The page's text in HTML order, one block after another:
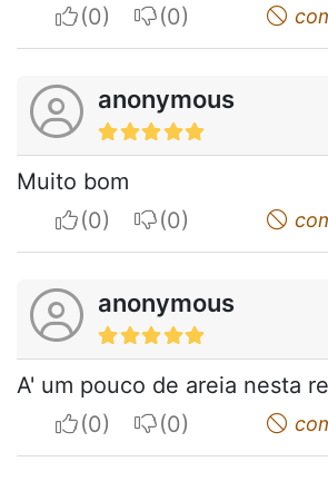
I apreciateI do not
anonymous
Muito bom
I apreciateI do not
anonymous
A' um pouco de areia nesta
I apreciateI do not